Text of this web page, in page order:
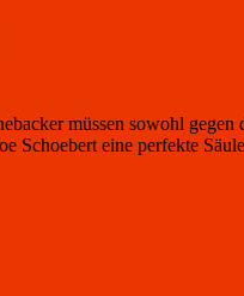
müssen sowohl
Schoebert eine perfekte